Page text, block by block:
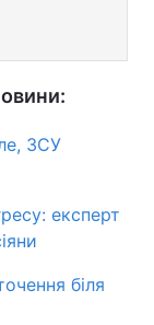
ЗСУ
експерт
біля